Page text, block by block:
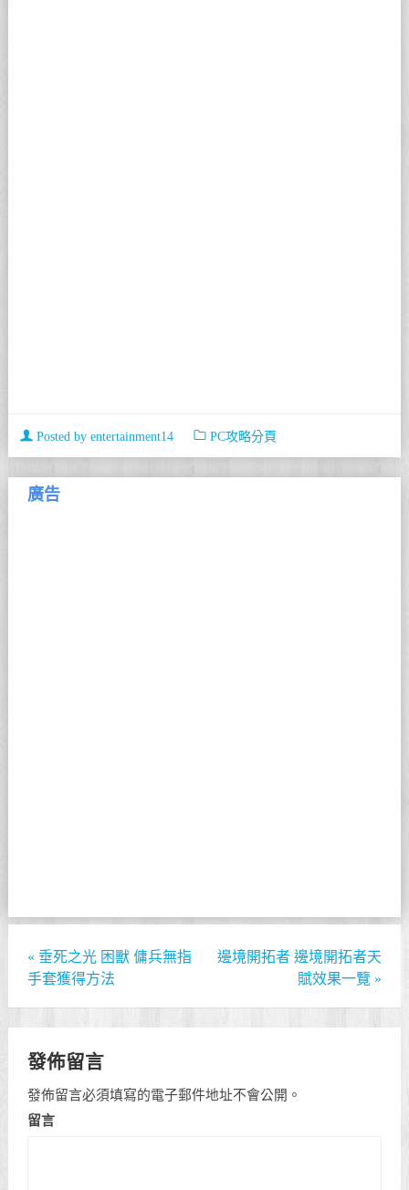
Posted by entertainment14 PC攻略分頁
廣告
« 垂死之光 困獸 傭兵無指
手套獲得方法
邊境開拓者 邊境開拓者天
賦效果一覽 »
發佈留言
發佈留言必須填寫的電子郵件地址不會公開。
留言